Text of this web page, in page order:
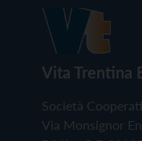
Vita Trentina
Società
Via Monsignor